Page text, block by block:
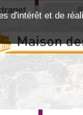
d'intérêt et de